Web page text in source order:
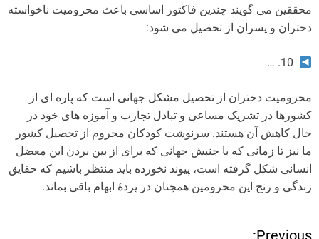
محققین می گویند چندین فاکتور اساسی باعث محرومیت ناخواسته
دختران و پسران از تحصیل می شود:
محرومیت دختران از تحصیل مشکل جهانی است که پاره ای از
کشورها در تشریک مساعی و تبادل تجارب و آموزه های خود در
حال کاهش آن هستند. سرنوشت کودکان محروم از تحصیل کشور
ما نیز تا زمانی که با جنبش جهانی که برای از بین بردن این معضل
انسانی شکل گرفته است، پیوند نخورده باید منتظر باشیم که حقایق
زندگی و رنج این محرومین همچنان در پردۀ ابهام باقی بماند.